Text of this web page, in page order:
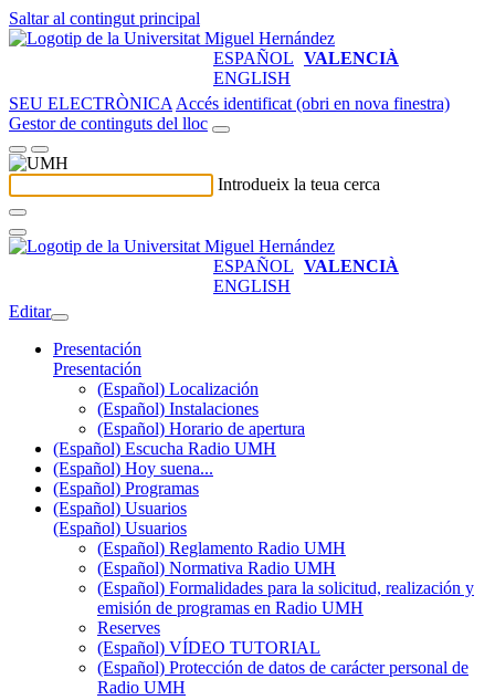
Saltar al contingut principal
ESPAÑOL VALENCIÀ
ENGLISH
SEU ELECTRÒNICA Accés identificat (obri en nova finestra)
Gestor de continguts del lloc
Introdueix la teua cerca
ESPAÑOL VALENCIÀ
ENGLISH
Editar
Presentación
Presentación
(Español) Localización
(Español) Instalaciones
(Español) Horario de apertura
(Español) Escucha Radio UMH
(Español) Hoy suena...
(Español) Programas
(Español) Usuarios
(Español) Usuarios
(Español) Reglamento Radio UMH
(Español) Normativa Radio UMH
(Español) Formalidades para la solicitud, realización y
emisión de programas en Radio UMH
Reserves
(Español) VÍDEO TUTORIAL
(Español) Protección de datos de carácter personal de
Radio UMH